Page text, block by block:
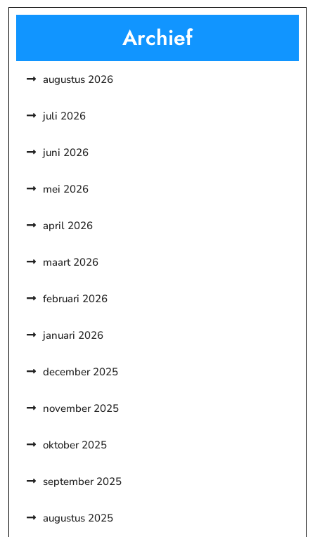
Archief
augustus 2026
juli 2026
juni 2026
mei 2026
april 2026
maart 2026
februari 2026
januari 2026
december 2025
november 2025
oktober 2025
september 2025
augustus 2025